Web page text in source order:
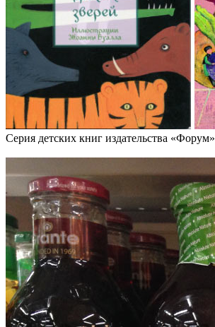
Серия детских книг издательства «Форум»